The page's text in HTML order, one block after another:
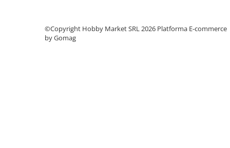
©Copyright Hobby Market SRL 2026 Platforma E-commerce
by Gomag